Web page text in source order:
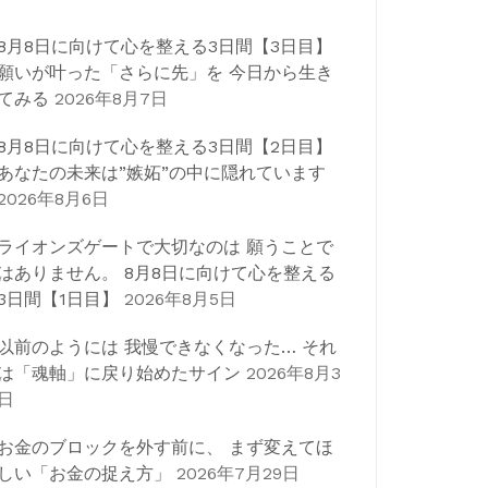
月8日に向けて心を整える3日間【3日目】
いが叶った「さらに先」を 今日から生き
みる 2026年8月7日
月8日に向けて心を整える3日間【2日目】
なたの未来は”嫉妬”の中に隠れています
年8月6日
イオンズゲートで大切なのは 願うことで
ありません。 8月8日に向けて心を整える
日間【1日目】
2026年8月5日
前のようには 我慢できなくなった… それ
「魂軸」に戻り始めたサイン 2026年8月3
金のブロックを外す前に、 まず変えてほ
い「お金の捉え方」
2026年7月29日